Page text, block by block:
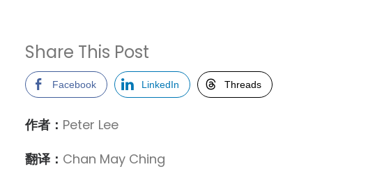
Share This Post
Facebook LinkedIn Threads
作者： Peter Lee
翻译： Chan May Ching